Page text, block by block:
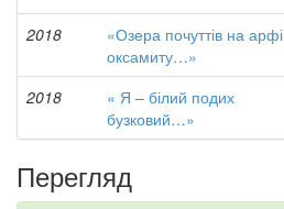
2018
«Озера почуттів на арфі
оксамиту…»
2018
« Я – білий подих
бузковий…»
Перегляд